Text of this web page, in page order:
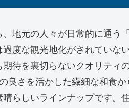
地元の人々が日常的に通う
度な観光地化がされていな
待を裏切らないクオリティ
良さを活かした繊細な和食
らしいラインナップです。